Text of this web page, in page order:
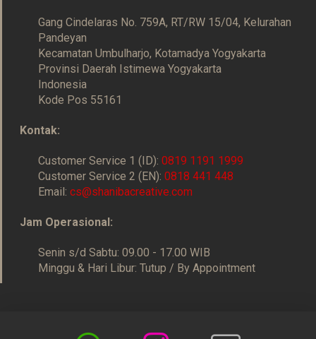
Gang Cindelaras No. 759A, RT/RW 15/04, Kelurahan
Pandeyan
Kecamatan Umbulharjo, Kotamadya Yogyakarta
Provinsi Daerah Istimewa Yogyakarta
Indonesia
Kode Pos 55161
Kontak:
Customer Service 1 (ID):0819 1191 1999
Customer Service 2 (EN):0818 441 448
Email:cs@shanibacreative.com
Jam Operasional:
Senin s/d Sabtu: 09.00 - 17.00 WIB
Minggu & Hari Libur: Tutup / By Appointment